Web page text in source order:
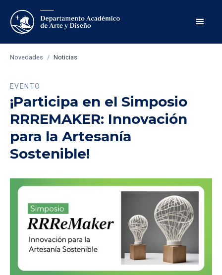
Novedades / Noticias
EVENTO
¡Participa en el Simposio
RRREMAKER: Innovación
para la Artesanía
Sostenible!